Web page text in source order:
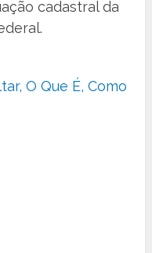
cadastral da
O Que É, Como